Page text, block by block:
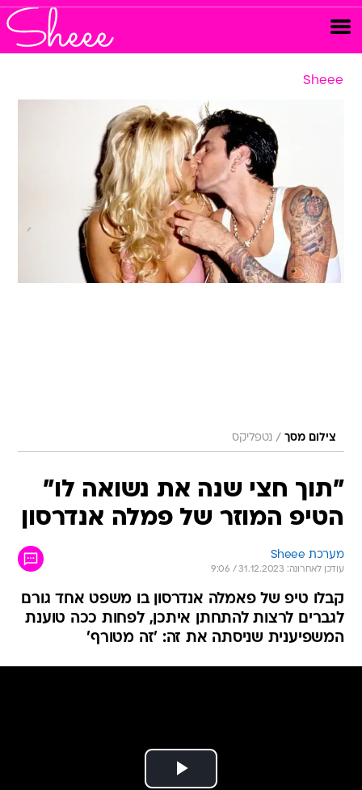
Sheee
צילום מסך / נטפליקס
"תוך חצי שנה את נשואה לו"
הטיפ המוזר של פמלה אנדרסון
מערכת Sheee
עודכן לאחרונה: 31.12.2023 / 9:06
קבלו טיפ של פאמלה אנדרסון בו משפט אחד גורם
לגברים לרצות להתחתן איתכן, לפחות ככה טוענת
המשפיענית שניסתה את זה: 'זה מטורף'